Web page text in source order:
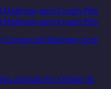
Compound Makham-pom